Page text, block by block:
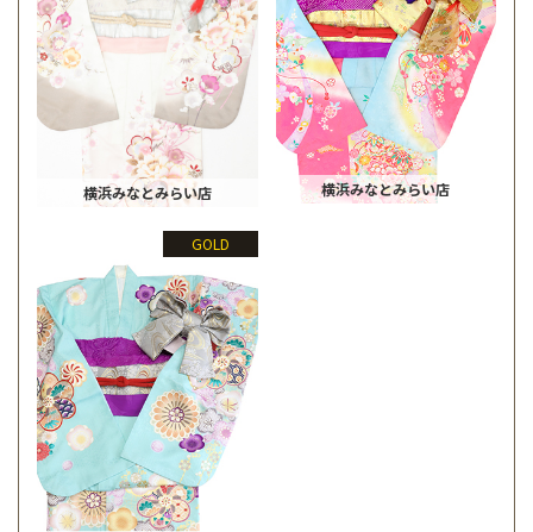
横浜みなとみらい店 横浜みなとみらい店
GOLD